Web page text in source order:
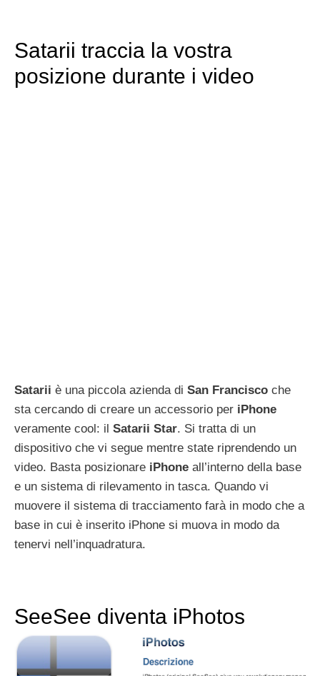
Satarii traccia la vostra
posizione durante i video
Satarii è una piccola azienda di San Francisco che
sta cercando di creare un accessorio per iPhone
veramente cool: il Satarii Star. Si tratta di un
dispositivo che vi segue mentre state riprendendo un
video. Basta posizionare iPhone all’interno della base
e un sistema di rilevamento in tasca. Quando vi
muovere il sistema di tracciamento farà in modo che a
base in cui è inserito iPhone si muova in modo da
tenervi nell’inquadratura.
SeeSee diventa iPhotos